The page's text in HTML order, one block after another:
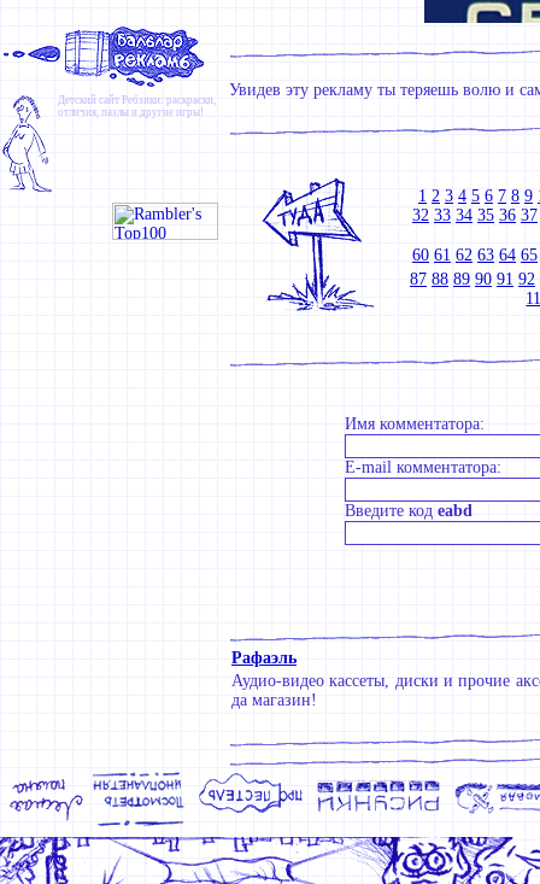
Детский сайт Ребзики: раскраски,
отличия, пазлы и другие игры!
Увидев эту рекламу ты теряешь волю и
1 2 3 4 5 6 7 8 9
32 33 34 35 36 37
60 61 62 63 64 65
87 88 89 90 91 92
Имя комментатора:
E-mail комментатора:
Введите код eabd
Рафаэль
Аудио-видео кассеты, диски и прочие
да магазин!